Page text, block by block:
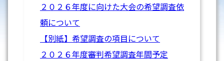
２０２６年度に向けた大会の希望調査依
頼について
【別紙】希望調査の項目について
２０２６年度審判希望調査年間予定